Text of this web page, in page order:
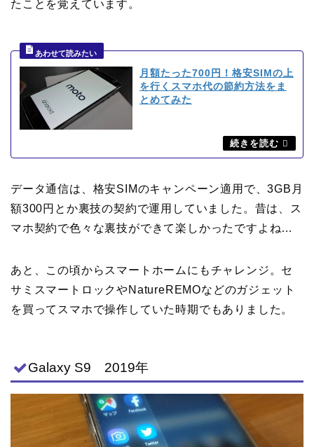
たことを覚えています。
月額たった700円！格安SIMの上
を行くスマホ代の節約方法をま
とめてみた
データ通信は、格安SIMのキャンペーン適用で、3GB月
額300円とか裏技の契約で運用していました。昔は、ス
マホ契約で色々な裏技ができて楽しかったですよね…
あと、この頃からスマートホームにもチャレンジ。セ
サミスマートロックやNatureREMOなどのガジェット
を買ってスマホで操作していた時期でもありました。
Galaxy S9 2019年